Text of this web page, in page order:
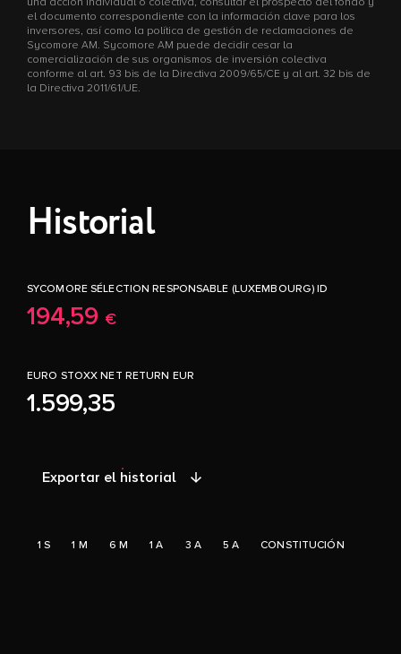
el documento correspondiente con la información clave para los
inversores, así como la política de gestión de reclamaciones de
Sycomore AM. Sycomore AM puede decidir cesar la
comercialización de sus organismos de inversión colectiva
conforme al art. 93 bis de la Directiva 2009/65/CE y al art. 32 bis de
la Directiva 2011/61/UE.
Historial
SYCOMORE SÉLECTION RESPONSABLE (LUXEMBOURG) ID
194,59 €
EURO STOXX NET RETURN EUR
1.599,35
Exportar el historial
1 S 1 M 6 M 1 A 3 A 5 A CONSTITUCIÓN